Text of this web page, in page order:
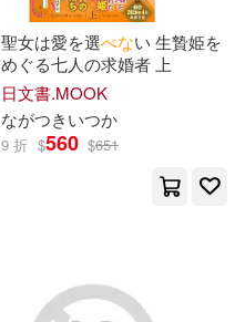
聖女は愛を選べない 生贄姫を
めぐる七人の求婚者 上
日文書.MOOK
ながつきいつか
9 折 $560 $651